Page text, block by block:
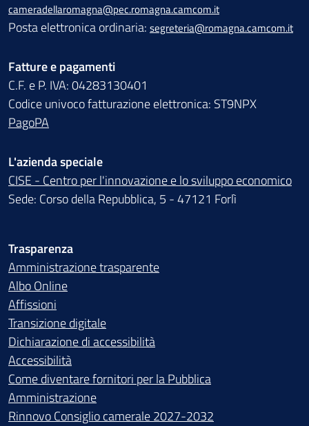
cameradellaromagna@pec.romagna.camcom.it
Posta elettronica ordinaria: segreteria@romagna.camcom.it
Fatture e pagamenti
C.F. e P. IVA: 04283130401
Codice univoco fatturazione elettronica: ST9NPX
PagoPA
L'azienda speciale
CISE - Centro per l'innovazione e lo sviluppo economico
Sede: Corso della Repubblica, 5 - 47121 Forlì
Trasparenza
Amministrazione trasparente
Albo Online
Affissioni
Transizione digitale
Dichiarazione di accessibilità
Accessibilità
Come diventare fornitori per la Pubblica
Amministrazione
Rinnovo Consiglio camerale 2027-2032